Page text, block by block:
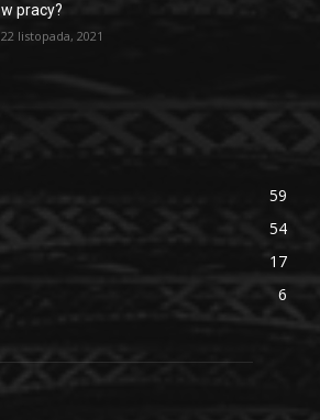
w pracy?
22 listopada, 2021
59
54
17
6